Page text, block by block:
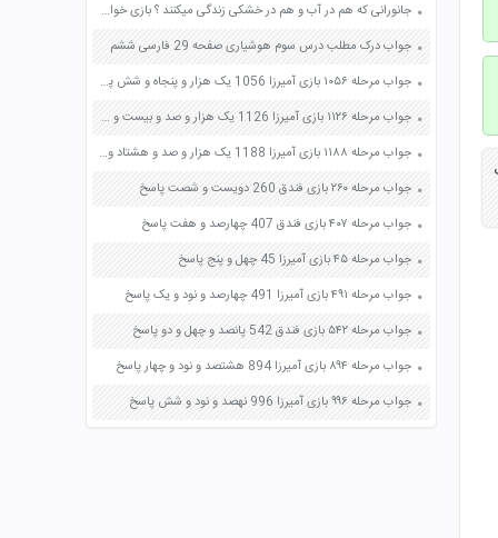
جانورانی که هم در آب و هم در خشکی زندگی میکنند ؟ بازی خواستگاری جواب پاسخ
جواب درک مطلب درس سوم هوشیاری صفحه 29 فارسی ششم
جواب مرحله ۱۰۵۶ بازی آمیرزا 1056 یک هزار و پنجاه و شش پاسخ
جواب مرحله ۱۱۲۶ بازی آمیرزا 1126 یک هزار و صد و بیست و شش پاسخ
جواب مرحله ۱۱۸۸ بازی آمیرزا 1188 یک هزار و صد و هشتاد و هشت پاسخ
جواب مرحله ۲۶۰ بازی فندق 260 دویست و شصت پاسخ
جواب مرحله ۴۰۷ بازی فندق 407 چهارصد و هفت پاسخ
جواب مرحله ۴۵ بازی آمیرزا 45 چهل و پنج پاسخ
جواب مرحله ۴۹۱ بازی آمیرزا 491 چهارصد و نود و یک پاسخ
جواب مرحله ۵۴۲ بازی فندق 542 پانصد و چهل و دو پاسخ
جواب مرحله ۸۹۴ بازی آمیرزا 894 هشتصد و نود و چهار پاسخ
جواب مرحله ۹۹۶ بازی آمیرزا 996 نهصد و نود و شش پاسخ